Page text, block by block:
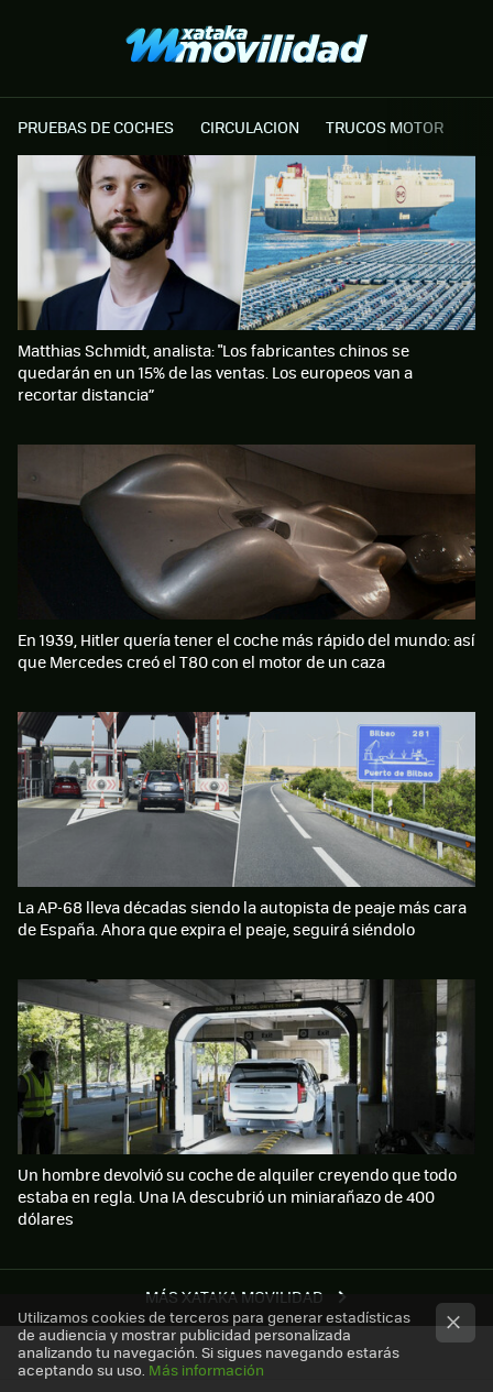
PRUEBAS DE COCHES CIRCULACION TRUCOS MOTOR
MÁS XATAKA MOVILIDAD
Matthias Schmidt, analista: "Los fabricantes chinos se
quedarán en un 15% de las ventas. Los europeos van a
recortar distancia”
En 1939, Hitler quería tener el coche más rápido del mundo: así
que Mercedes creó el T80 con el motor de un caza
La AP-68 lleva décadas siendo la autopista de peaje más cara
de España. Ahora que expira el peaje, seguirá siéndolo
Un hombre devolvió su coche de alquiler creyendo que todo
estaba en regla. Una IA descubrió un miniarañazo de 400
dólares
Utilizamos cookies de terceros para generar estadísticas
de audiencia y mostrar publicidad personalizada
analizando tu navegación. Si sigues navegando estarás
aceptando su uso. Más información